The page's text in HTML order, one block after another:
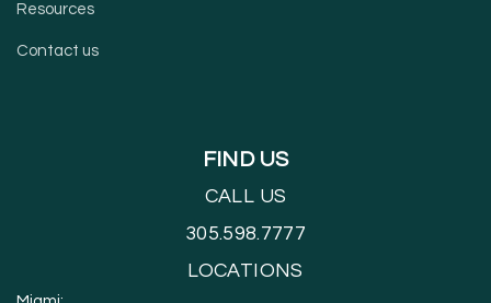
Resources
Contact us
FIND US
CALL US
305.598.7777
LOCATIONS